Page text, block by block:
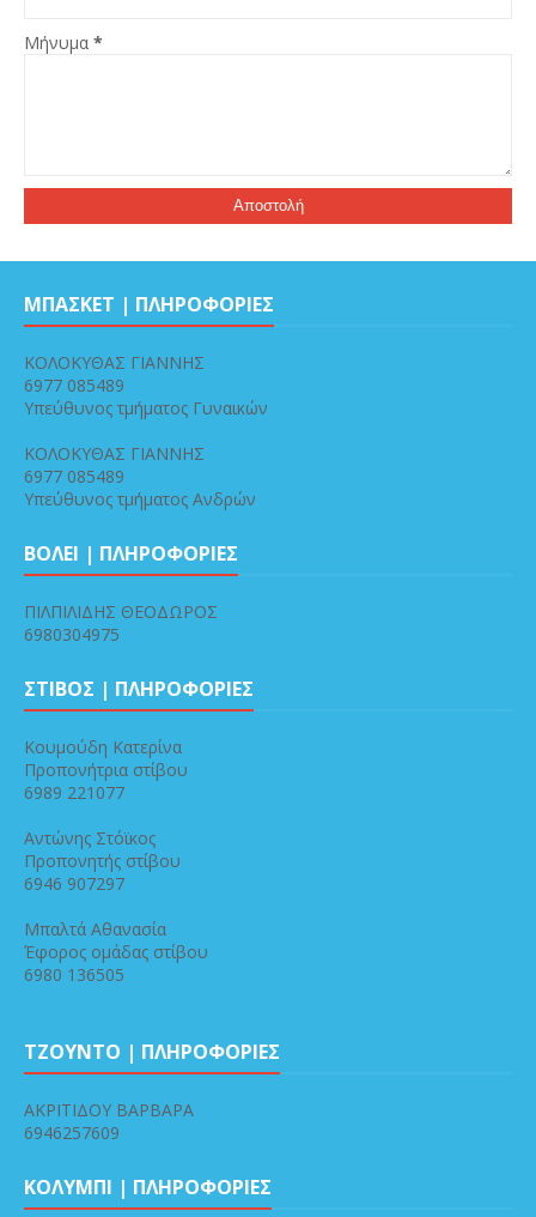
Μήνυμα *
ΜΠΑΣΚΕΤ | ΠΛΗΡΟΦΟΡΙΕΣ
ΚΟΛΟΚΥΘΑΣ ΓΙΑΝΝΗΣ
6977 085489
Υπεύθυνος τμήματος Γυναικών
ΚΟΛΟΚΥΘΑΣ ΓΙΑΝΝΗΣ
6977 085489
Υπεύθυνος τμήματος Ανδρών
ΒΟΛΕΙ | ΠΛΗΡΟΦΟΡΙΕΣ
ΠΙΛΠΙΛΙΔΗΣ ΘΕΟΔΩΡΟΣ
6980304975
ΣΤΙΒΟΣ | ΠΛΗΡΟΦΟΡΙΕΣ
Κουμούδη Κατερίνα
Προπονήτρια στίβου
6989 221077
Αντώνης Στόϊκος
Προπονητής στίβου
6946 907297
Μπαλτά Αθανασία
Έφορος ομάδας στίβου
6980 136505
ΤΖΟΥΝΤΟ | ΠΛΗΡΟΦΟΡΙΕΣ
ΑΚΡΙΤΙΔΟΥ ΒΑΡΒΑΡΑ
6946257609
ΚΟΛΥΜΠΙ | ΠΛΗΡΟΦΟΡΙΕΣ